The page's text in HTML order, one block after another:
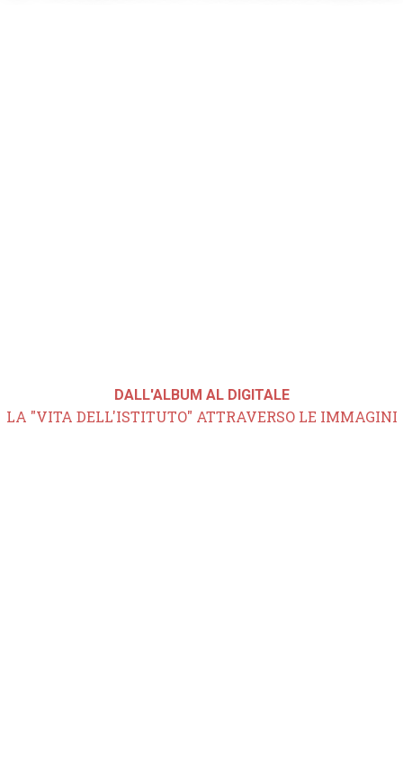
DALL'ALBUM AL DIGITALE
LA "VITA DELL'ISTITUTO" ATTRAVERSO LE IMMAGINI